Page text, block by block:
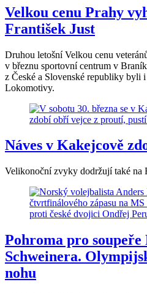
Velkou cenu Prahy
František Just
Druhou letošní Velkou cenu
v březnu sportovní centrum v
z České a Slovenské republiky byli
Lokomotivy.
Náves v Kakejcově
Velikonoční zvyky dodržují také na
Pohroma pro soupeře
Schweinera.
nohu